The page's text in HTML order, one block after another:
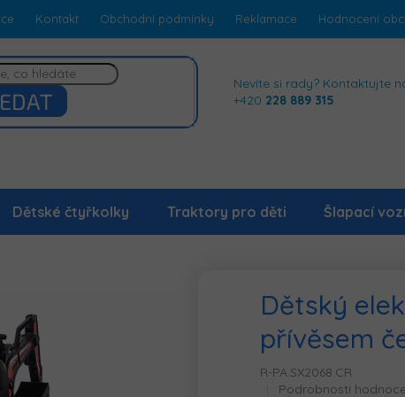
Kontakt Obchodní podmínky Reklamace Hodnocení
Nevíte si rady? Kontaktujte
+420 228 889 315
Dětské čtyřkolky Traktory pro děti Šlapací
Dětský
přívěsem
R-PA.SX2068.CR
Průměrné
Podrobnosti